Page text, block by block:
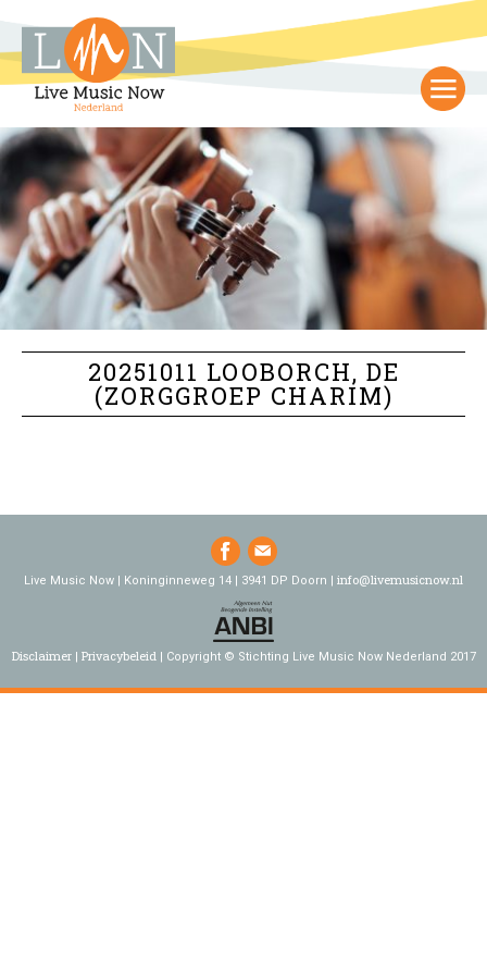
20251011 LOOBORCH, DE
(ZORGGROEP CHARIM)
Live Music Now | Koninginneweg 14 | 3941 DP Doorn | info@livemusicnow.nl
Disclaimer Privacybeleid Copyright © Stichting Live Music Now Nederland 2017